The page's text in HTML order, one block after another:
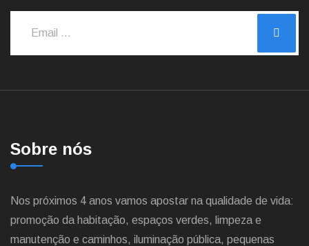
Sobre nós
Nos próximos 4 anos vamos apostar na qualidade de vida:
promoção da habitação, espaços verdes, limpeza e
manutenção e caminhos, iluminação pública, pequenas